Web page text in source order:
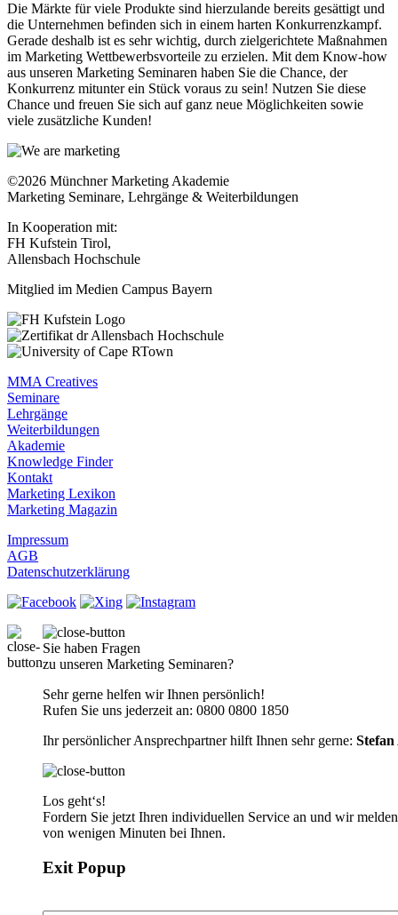
Die Märkte für viele Produkte sind hierzulande bereits gesättigt und
die Unternehmen befinden sich in einem harten Konkurrenzkampf.
Gerade deshalb ist es sehr wichtig, durch zielgerichtete Maßnahmen
im Marketing Wettbewerbsvorteile zu erzielen. Mit dem Know-how
aus unseren Marketing Seminaren haben Sie die Chance, der
Konkurrenz mitunter ein Stück voraus zu sein! Nutzen Sie diese
Chance und freuen Sie sich auf ganz neue Möglichkeiten sowie
viele zusätzliche Kunden!
©2026 Münchner Marketing Akademie
Marketing Seminare, Lehrgänge & Weiterbildungen
In Kooperation mit:
FH Kufstein Tirol,
Allensbach Hochschule
Mitglied im Medien Campus Bayern
MMA Creatives
Seminare
Lehrgänge
Weiterbildungen
Akademie
Knowledge Finder
Kontakt
Marketing Lexikon
Marketing Magazin
Impressum
AGB
Datenschutzerklärung
Sie haben Fragen
zu unseren Marketing Seminaren?
Sehr gerne helfen wir Ihnen persönlich!
Rufen Sie uns jederzeit an: 0800 0800 1850
Ihr persönlicher Ansprechpartner hilft Ihnen sehr gerne:
Los geht‘s!
Fordern Sie jetzt Ihren individuellen Service an und wir
von wenigen Minuten bei Ihnen.
Exit Popup